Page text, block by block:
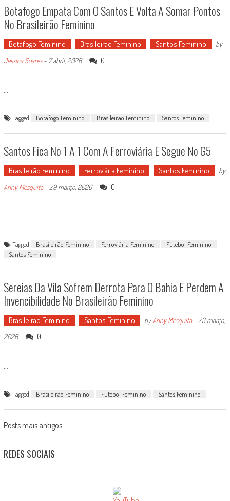
Botafogo Empata Com O Santos E Volta A Somar Pontos
No Brasileirão Feminino
Botafogo Feminino Brasileirão Feminino Santos Feminino
by
Jessica Soares- 7 abril, 2026 0
...
Tagged Botafogo Feminino Brasileirão Feminino Santos Feminino
Santos Fica No 1 A 1 Com A Ferroviária E Segue No G5
Brasileirão Feminino Ferroviária Feminino Santos Feminino
by
Anny Mesquita- 29 março, 2026 0
...
Tagged Brasileirão Feminino Ferroviária Feminino
Futebol Feminino
Santos Feminino
Sereias Da Vila Sofrem Derrota Para O Bahia E Perdem A
Invencibilidade No Brasileirão Feminino
Brasileirão Feminino Santos Feminino byAnny Mesquita- 23 março,
2026
0
...
Tagged Brasileirão Feminino Futebol Feminino Santos Feminino
Posts
navigation
Posts mais antigos
REDES SOCIAIS